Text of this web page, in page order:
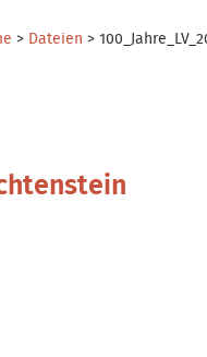
> Dateien >